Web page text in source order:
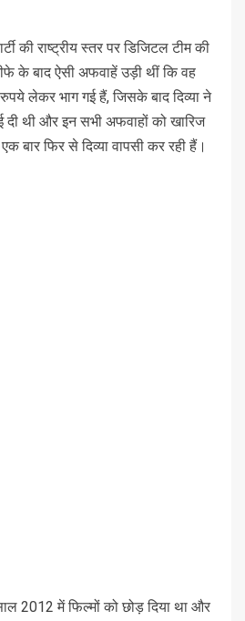
की राष्ट्रीय स्तर पर डिजिटल टीम की
के बाद ऐसी अफवाहें उड़ी थीं कि वह
लेकर भाग गई हैं, जिसके बाद दिव्या ने
थी और इन सभी अफवाहों को खारिज
बार फिर से दिव्या वापसी कर रही हैं।
2012 में फिल्मों को छोड़ दिया था और